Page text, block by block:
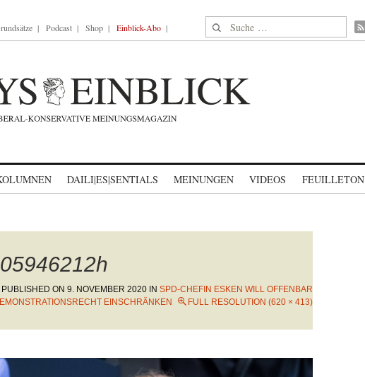
Podcast Shop Einblick-Abo Suche nach:
DAILI|ES|SENTIALS MEINUNGEN VIDEOS FEUILLETON
PUBLISHED ON 9. NOVEMBER 2020 IN SPD-CHEFIN ESKEN WILL OFFENBAR
EINSCHRÄNKEN
FULL RESOLUTION (620 × 413)